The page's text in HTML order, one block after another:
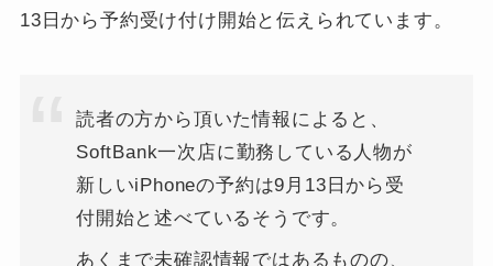
13日から予約受け付け開始と伝えられています。
読者の方から頂いた情報によると、
SoftBank一次店に勤務している人物が
新しいiPhoneの予約は9月13日から受
付開始と述べているそうです。
あくまで未確認情報ではあるものの、